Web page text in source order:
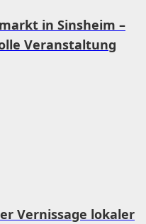
in Sinsheim –
Veranstaltung
Vernissage lokaler